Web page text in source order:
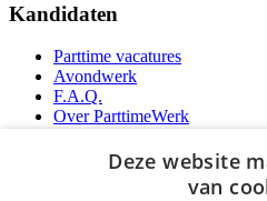
Kandidaten
Parttime vacatures
Avondwerk
F.A.Q.
Over ParttimeWerk
YoungCapital Android App
Deze website
van